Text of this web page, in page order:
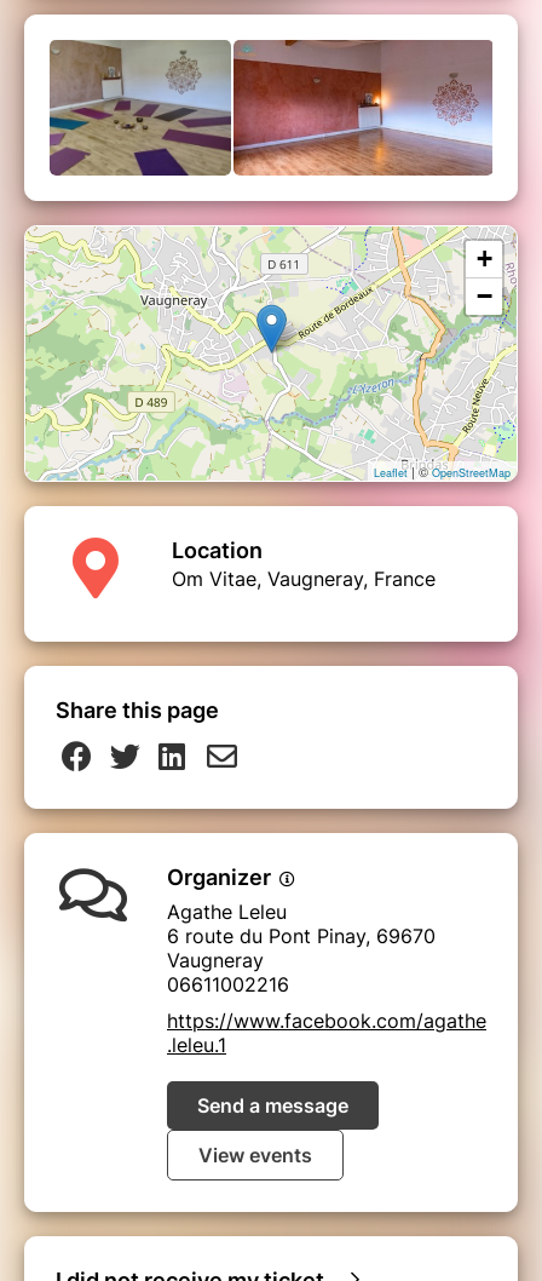
+
−
Leaflet| ©OpenStreetMap
Location
Om Vitae, Vaugneray, France
Share this page
Organizer
Agathe Leleu
6 route du Pont Pinay, 69670
Vaugneray
06611002216
https://www.facebook.com/agathe
.leleu.1
Send a message
View events